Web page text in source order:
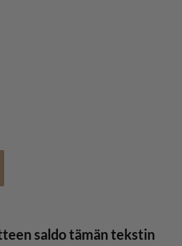
saldo tämän tekstin